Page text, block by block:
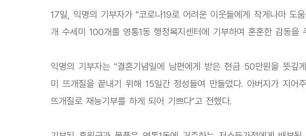
17일, 익명의 기부자가 "코로나19로 어려운 이웃들에게 작게나마 도
개 수세미 100개를 영통1동 행정복지센터에 기부하여 훈훈한 감동을
익명의 기부자는 "결혼기념일에 남편에게 받은 현금 50만원을 뜻깊
미 뜨개질을 끝내기 위해 15일간 정성들여 만들었다. 아버지가 지어
뜨개질로 재능기부를 하게 되어 기쁘다"고 전했다.